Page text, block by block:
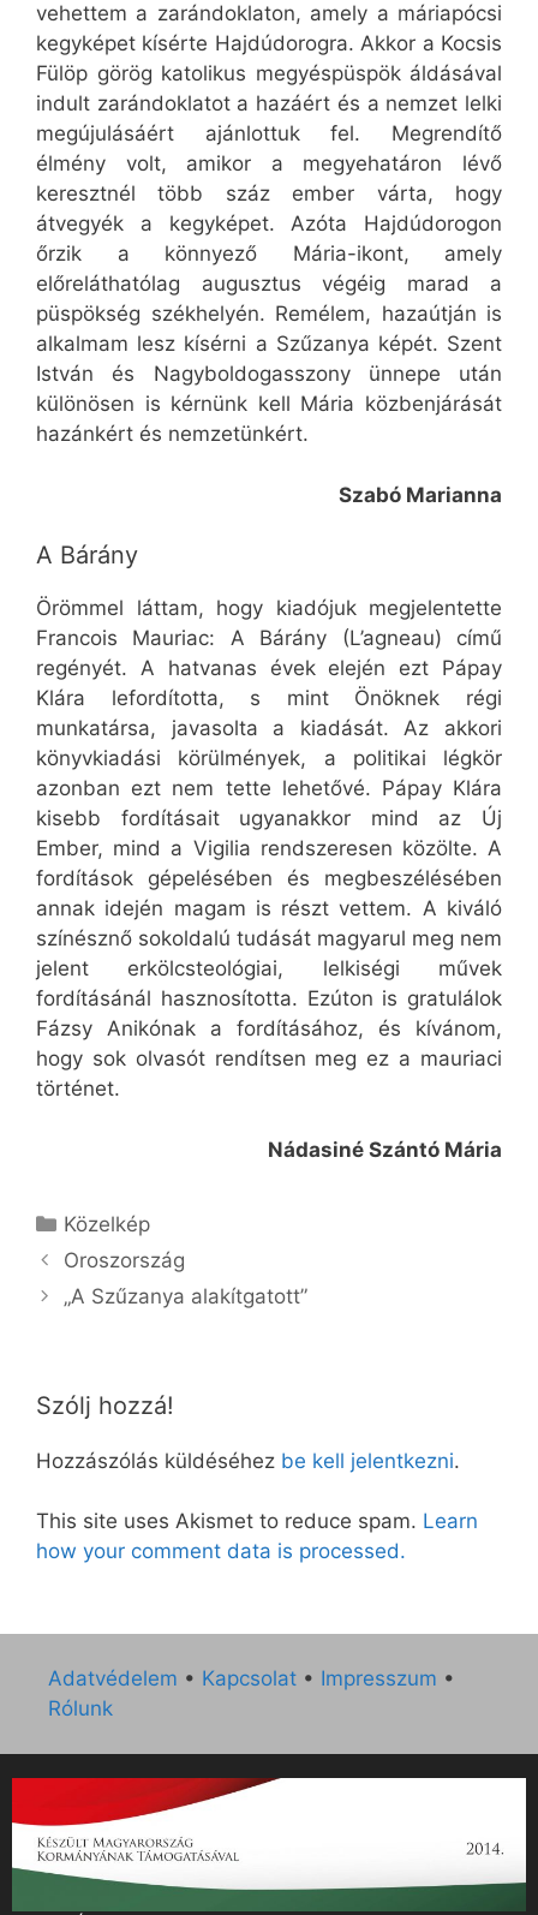
vehettem a zarándoklaton, amely a máriapócsi
kegyképet kísérte Hajdúdorogra. Akkor a Kocsis
Fülöp görög katolikus megyéspüspök áldásával
indult zarándoklatot a hazáért és a nemzet lelki
megújulásáért ajánlottuk fel. Megrendítő
élmény volt, amikor a megyehatáron lévő
keresztnél több száz ember várta, hogy
átvegyék a kegyképet. Azóta Hajdúdorogon
őrzik a könnyező Mária-ikont, amely
előreláthatólag augusztus végéig marad a
püspökség székhelyén. Remélem, hazaútján is
alkalmam lesz kísérni a Szűzanya képét. Szent
István és Nagyboldogasszony ünnepe után
különösen is kérnünk kell Mária közbenjárását
hazánkért és nemzetünkért.
Szabó Marianna
A Bárány
Örömmel láttam, hogy kiadójuk megjelentette
Francois Mauriac: A Bárány (L’agneau) című
regényét. A hatvanas évek elején ezt Pápay
Klára lefordította, s mint Önöknek régi
munkatársa, javasolta a kiadását. Az akkori
könyvkiadási körülmények, a politikai légkör
azonban ezt nem tette lehetővé. Pápay Klára
kisebb fordításait ugyanakkor mind az Új
Ember, mind a Vigilia rendszeresen közölte. A
fordítások gépelésében és megbeszélésében
annak idején magam is részt vettem. A kiváló
színésznő sokoldalú tudását magyarul meg nem
jelent erkölcsteológiai, lelkiségi művek
fordításánál hasznosította. Ezúton is gratulálok
Fázsy Anikónak a fordításához, és kívánom,
hogy sok olvasót rendítsen meg ez a mauriaci
történet.
Nádasiné Szántó Mária
Kategória
Közelkép
Oroszország
„A Szűzanya alakítgatott”
Szólj hozzá!
Hozzászólás küldéséhez be kell jelentkezni.
This site uses Akismet to reduce spam. Learn
how your comment data is processed.
Adatvédelem • Kapcsolat • Impresszum •
Rólunk